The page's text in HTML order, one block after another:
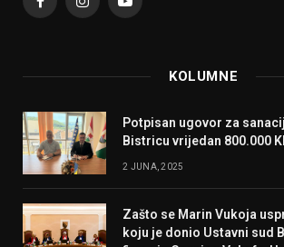
FacebookInstagramYouTube
KOLUMNE
Potpisan ugovor za
Bistricu vrijedan 800.000
2 JUNA, 2025
Zašto se Marin Vukoja
koju je donio Ustavni sud